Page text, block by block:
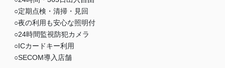
○定期点検・清掃・見回
○夜の利用も安心な照明付
○24時間監視防犯カメラ
○ICカードキー利用
○SECOM導入店舗